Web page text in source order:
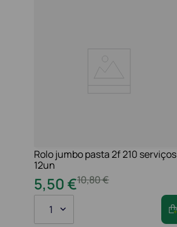
Rolo jumbo pasta 2f 210 serviços
12un
10,80€
5,50€
1